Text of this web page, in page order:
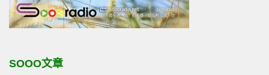
SOOO文章